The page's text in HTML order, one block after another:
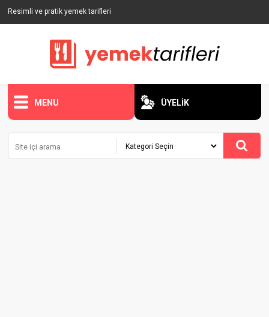
Resimli ve pratik yemek tarifleri
MENU ÜYELİK